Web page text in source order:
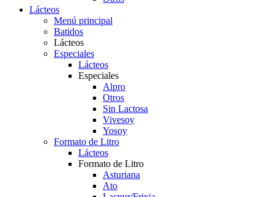
Lácteos
Menú principal
Batidos
Lácteos
Especiales
Lácteos
Especiales
Alpro
Otros
Sin Lactosa
Vivesoy
Yosoy
Formato de Litro
Lácteos
Formato de Litro
Asturiana
Ato